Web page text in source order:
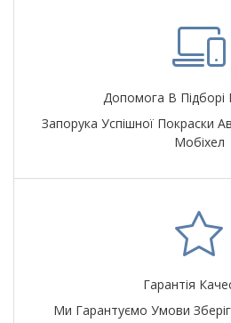
Допомога В Підборі
Запорука Успішної Покраски
Мобіхел
Гарантія
Ми Гарантуємо Умови